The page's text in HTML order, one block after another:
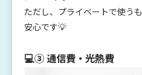
ただし、プライベートで使う
安心です💡
💻③ 通信費・光熱費